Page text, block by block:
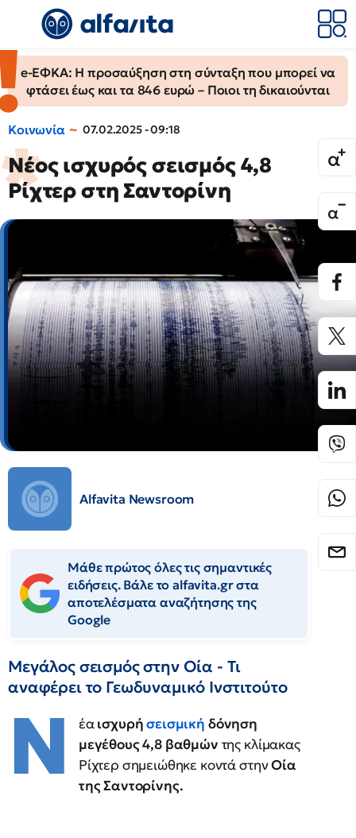
e-ΕΦΚΑ: Η προσαύξηση στη σύνταξη που μπορεί να
φτάσει έως και τα 846 ευρώ – Ποιοι τη δικαιούνται
Κοινωνία 07.02.2025 - 09:18
Νέος ισχυρός σεισμός 4,8
Ρίχτερ στη Σαντορίνη
Alfavita Newsroom
Μάθε πρώτος όλες τις σημαντικές
ειδήσεις. Βάλε το alfavita.gr στα
αποτελέσματα αναζήτησης της
Google
Μεγάλος σεισμός στην Οία - Τι
αναφέρει το Γεωδυναμικό Ινστιτούτο
Ν έαισχυρήσεισμική δόνηση
μεγέθους 4,8 βαθμών της κλίμακας
Ρίχτερ σημειώθηκε κοντά στηνΟία
της Σαντορίνης.